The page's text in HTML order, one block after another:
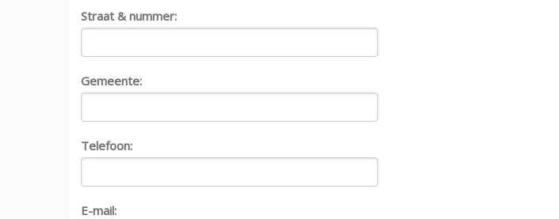
Straat & nummer:
Gemeente:
Telefoon:
E-mail: